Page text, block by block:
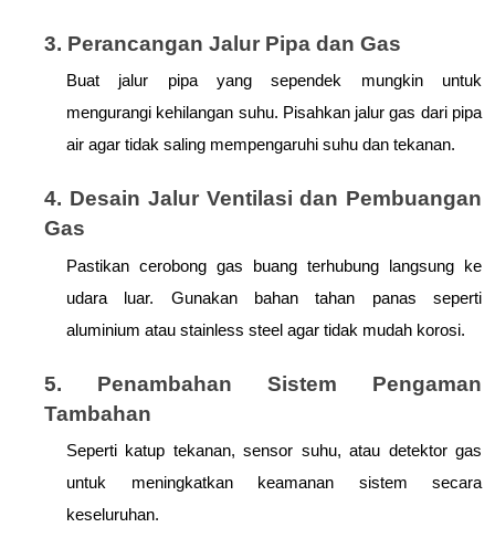
3. Perancangan Jalur Pipa dan Gas
Buat jalur pipa yang sependek mungkin untuk
mengurangi kehilangan suhu. Pisahkan jalur gas dari pipa
air agar tidak saling mempengaruhi suhu dan tekanan.
4. Desain Jalur Ventilasi dan Pembuangan
Gas
Pastikan cerobong gas buang terhubung langsung ke
udara luar. Gunakan bahan tahan panas seperti
aluminium atau stainless steel agar tidak mudah korosi.
5. Penambahan Sistem Pengaman
Tambahan
Seperti katup tekanan, sensor suhu, atau detektor gas
untuk meningkatkan keamanan sistem secara
keseluruhan.